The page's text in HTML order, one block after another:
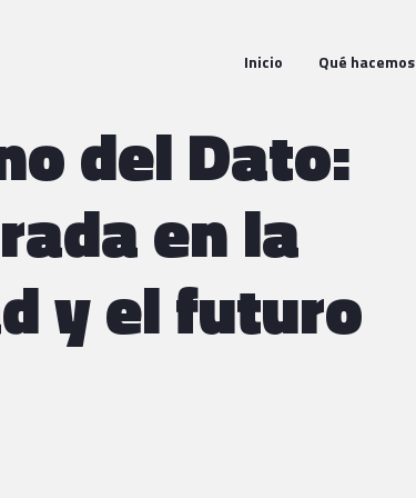
Inicio Qué hacemos
del Dato:
en la
y el futuro